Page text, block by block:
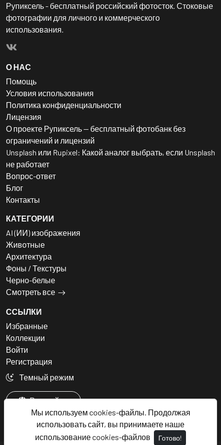
Мы используем cookies-файлы. Продолжая
использовать сайт, вы принимаете наше
использование cookies-файлов
Готово!
Рупиксель - бесплатный российский фотосток. Стоковые
фотографии для личного и коммерческого
использования.
О НАС
Помощь
Условия использования
Политика конфиденциальности
Лицензия
О проекте Рупиксель — бесплатный фотобанк без
ограничений и лицензий
Unsplash или Rupixel: Какой аналог выбрать, если Unsplash
не работает
Вопрос-ответ
Блог
Контакты
КАТЕГОРИИ
AI (ИИ) изображения
Животные
Архитектура
Фоны / Текстуры
Черно-белые
Смотреть все
ССЫЛКИ
Избранные
Коллекции
Войти
Регистрация
Темный режим
Русский